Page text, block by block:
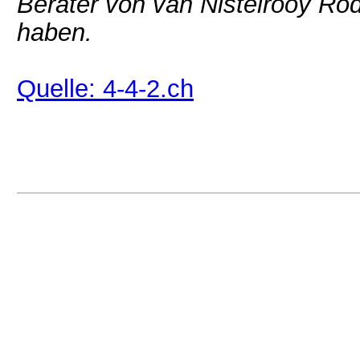
haben.
Quelle: 4-4-2.ch